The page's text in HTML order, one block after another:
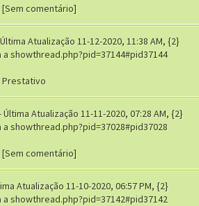
[Sem comentário]
Atualização 11-12-2020, 11:38 AM, {2}
a showthread.php?pid=37144#pid37144
Prestativo
Última Atualização 11-11-2020, 07:28 AM, {2}
a showthread.php?pid=37028#pid37028
[Sem comentário]
Atualização 11-10-2020, 06:57 PM, {2}
a showthread.php?pid=37142#pid37142